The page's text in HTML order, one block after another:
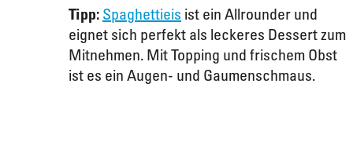
Tipp: Spaghettieis ist ein Allrounder und
eignet sich perfekt als leckeres Dessert zum
Mitnehmen. Mit Topping und frischem Obst
ist es ein Augen- und Gaumenschmaus.